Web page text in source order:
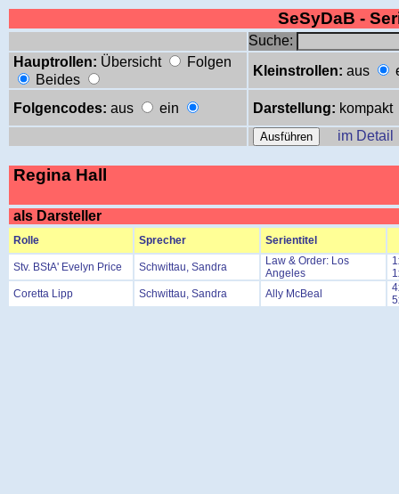
SeSyDaB -
Suche:
Hauptrollen: Übersicht
Folgen
Beides
Kleinstrollen: aus
Folgencodes: aus ein Darstellung: kompakt
im Detail
Regina Hall
als Darsteller
Rolle Sprecher Serientitel
Stv. BStA' Evelyn Price Schwittau, Sandra
Law & Order: Los
Angeles
Coretta Lipp
Schwittau, Sandra Ally McBeal